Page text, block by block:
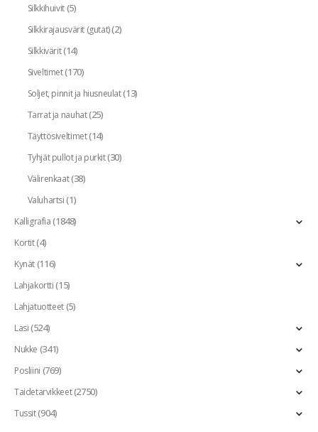
Silkkihuivit(5)
Silkkirajausvärit (gutat)(2)
Silkkivärit(14)
Siveltimet(170)
Soljet, pinnit ja hiusneulat(13)
Tarrat ja nauhat(25)
Täyttösiveltimet(14)
Tyhjät pullot ja purkit(30)
Välirenkaat(38)
Valuhartsi(1)
Kalligrafia(1848)
Kortit(4)
Kynät(116)
Lahjakortti(15)
Lahjatuotteet(5)
Lasi(524)
Nukke (341)
Posliini (769)
Taidetarvikkeet(2750)
Tussit(904)